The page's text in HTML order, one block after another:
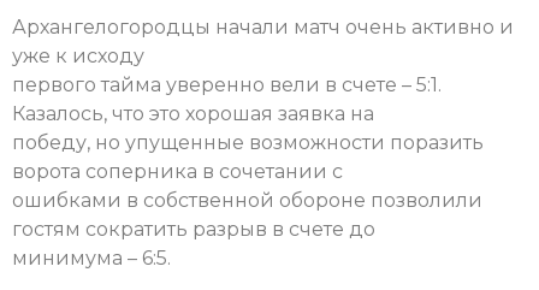
Архангелогородцы начали матч очень активно и
уже к исходу
первого тайма уверенно вели в счете – 5:1.
Казалось, что это хорошая заявка на
победу, но упущенные возможности поразить
ворота соперника в сочетании с
ошибками в собственной обороне позволили
гостям сократить разрыв в счете до
минимума – 6:5.